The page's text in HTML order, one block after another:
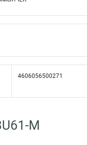
4606056500271
M